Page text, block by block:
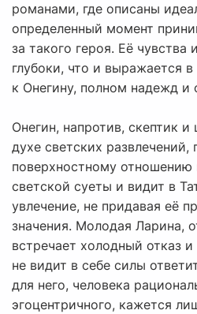
романами, где описаны
определенный момент
за такого героя. Её чувства
глубоки, что и выражается
к Онегину, полном надежд и
Онегин, напротив, скептик
духе светских развлечений,
поверхностному отношению
светской суеты и видит в
увлечение, не придавая её
значения. Молодая Ларина,
встречает холодный отказ
не видит в себе силы
для него, человека
эгоцентричного, кажется